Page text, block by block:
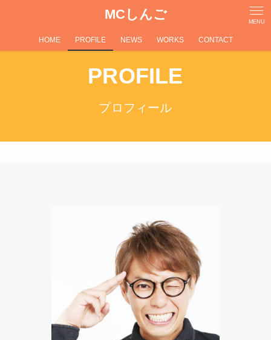
MCしんご MENU
HOME PROFILE NEWS WORKS CONTACT
PROFILE
プロフィール